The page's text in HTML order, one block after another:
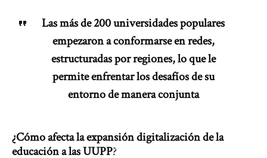
Las más de 200 universidades populares
empezaron a conformarse en redes,
estructuradas por regiones, lo que le
permite enfrentar los desafíos de su
entorno de manera conjunta
¿Cómo afecta la expansión digitalización de la
educación a las UUPP?